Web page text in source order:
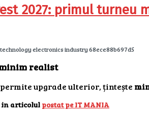
2027: primul turneu
minim realist
upgrade ulterior, țintește
in articolul postat pe IT MANIA